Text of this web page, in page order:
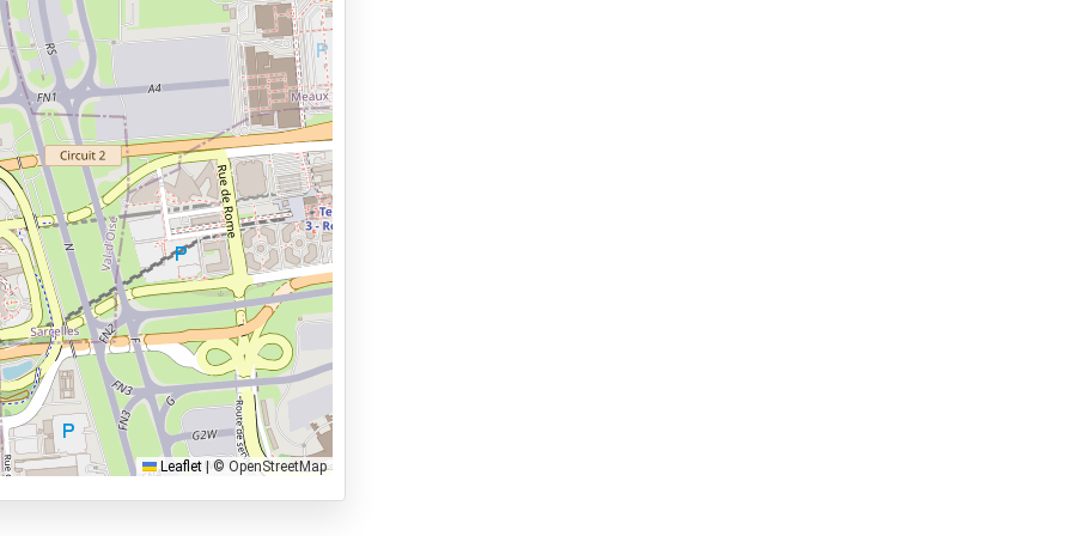
er €25,- administratiekosten in
betaald te worden.
Leaflet |© OpenStreetMap